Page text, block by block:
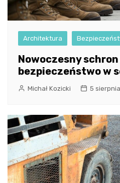
Architektura
Nowoczesny schron
bezpieczeństwo w
Michał Kozicki 5